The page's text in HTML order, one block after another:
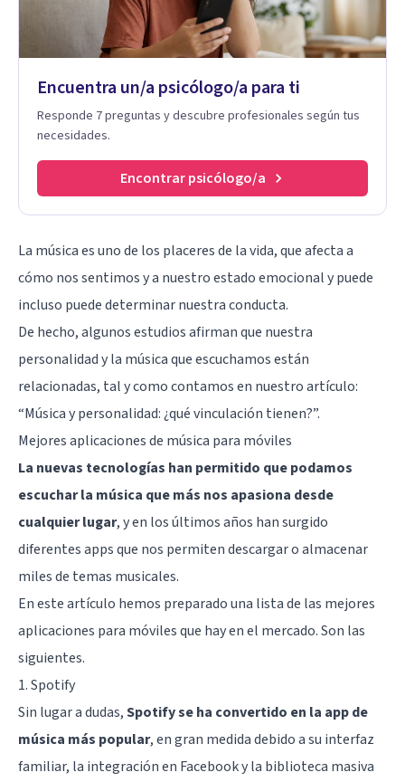
Encuentra un/a psicólogo/a para ti
Responde 7 preguntas y descubre profesionales según tus
necesidades.
Encontrar psicólogo/a
La música es uno de los placeres de la vida, que afecta a
cómo nos sentimos y a nuestro estado emocional y puede
incluso puede determinar nuestra conducta.
De hecho, algunos estudios afirman que nuestra
personalidad y la música que escuchamos están
relacionadas, tal y como contamos en nuestro artículo:
“Música y personalidad: ¿qué vinculación tienen?”.
Mejores aplicaciones de música para móviles
La nuevas tecnologías han permitido que podamos
escuchar la música que más nos apasiona desde
cualquier lugar, y en los últimos años han surgido
diferentes apps que nos permiten descargar o almacenar
miles de temas musicales.
En este artículo hemos preparado una lista de las mejores
aplicaciones para móviles que hay en el mercado. Son las
siguientes.
1. Spotify
Sin lugar a dudas,Spotify se ha convertido en la app de
música más popular, en gran medida debido a su interfaz
familiar, la integración en Facebook y la biblioteca masiva